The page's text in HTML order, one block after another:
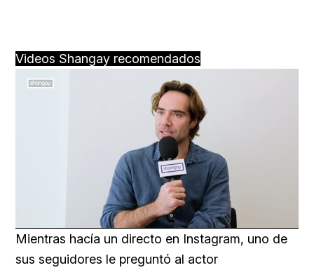
Videos Shangay recomendados
Unmute Loaded
45.22%
Mientras hacía un directo en Instagram, uno de
sus seguidores le preguntó al actor